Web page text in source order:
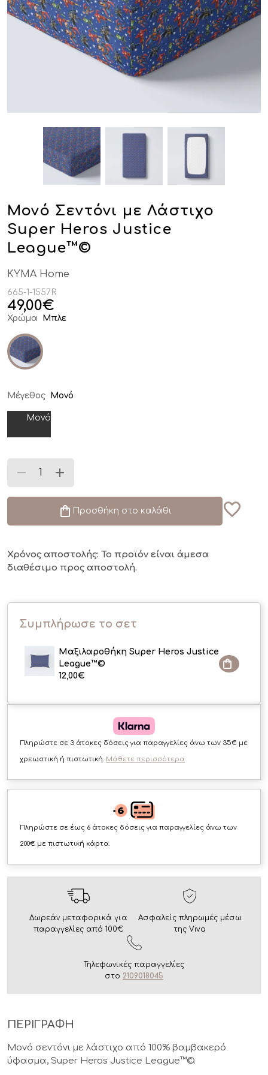
Μονό Σεντόνι με Λάστιχο
Super Heros Justice
League™©
KYMA Home
665-1-1557R
49,00€
Χρώμα Μπλε
Μέγεθος Μονό
Μονό
Προσθήκη στο καλάθι
Χρόνος αποστολής: Το προϊόν είναι άμεσα
διαθέσιμο προς αποστολή.
Συμπλήρωσε το σετ
Μαξιλαροθήκη Super Heros Justice
League™©
12,00€
Πληρώστε σε 3 άτοκες δόσεις για παραγγελίες άνω των 35€ με
χρεωστική ή πιστωτική. Μάθετε περισσότερα
Πληρώστε σε έως 6 άτοκες δόσεις για παραγγελίες άνω των
200€ με πιστωτική κάρτα.
Δωρεάν μεταφορικά για
παραγγελίες από 100€
Ασφαλείς πληρωμές μέσω
της Viva
Τηλεφωνικές παραγγελίες
στο 2109018045
ΠΕΡΙΓΡΑΦΗ
Μονό σεντόνι με λάστιχο από 100% βαμβακερό
ύφασμα, Super Heros Justice League™©.